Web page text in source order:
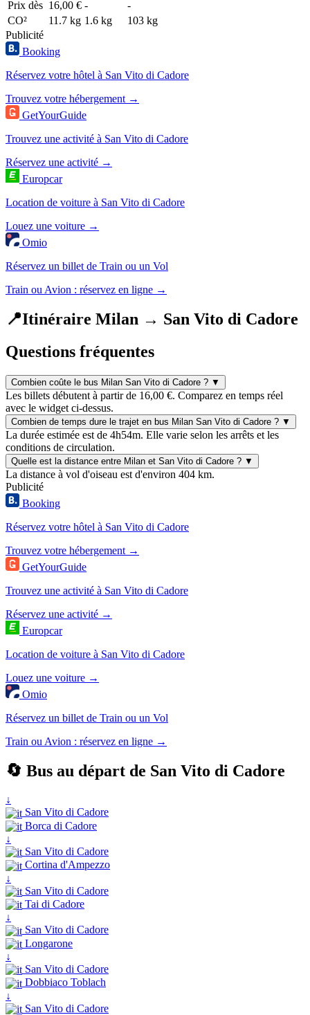
Prix dès 16,00 € -
-
CO²
11.7 kg 1.6 kg
103 kg
Publicité
Booking
Réservez votre hôtel à San Vito di Cadore
Trouvez votre hébergement →
GetYourGuide
Trouvez une activité à San Vito di Cadore
Réservez une activité →
Europcar
Location de voiture à San Vito di Cadore
Louez une voiture →
Omio
Réservez un billet de Train ou un Vol
Train ou Avion : réservez en ligne →
📍Itinéraire Milan → San Vito di Cadore
Questions fréquentes
Combien coûte le bus Milan San Vito di Cadore ? ▼
Les billets débutent à partir de 16,00 €. Comparez en temps réel
avec le widget ci-dessus.
Combien de temps dure le trajet en bus Milan San Vito di Cadore ? ▼
La durée estimée est de 4h54m. Elle varie selon les arrêts et les
conditions de circulation.
Quelle est la distance entre Milan et San Vito di Cadore ? ▼
La distance à vol d'oiseau est d'environ 404 km.
Publicité
Booking
Réservez votre hôtel à San Vito di Cadore
Trouvez votre hébergement →
GetYourGuide
Trouvez une activité à San Vito di Cadore
Réservez une activité →
Europcar
Location de voiture à San Vito di Cadore
Louez une voiture →
Omio
Réservez un billet de Train ou un Vol
Train ou Avion : réservez en ligne →
🔄 Bus au départ de San Vito di Cadore
↓
San Vito di Cadore
Borca di Cadore
↓
San Vito di Cadore
Cortina d'Ampezzo
↓
San Vito di Cadore
Tai di Cadore
↓
San Vito di Cadore
Longarone
↓
San Vito di Cadore
Dobbiaco Toblach
↓
San Vito di Cadore